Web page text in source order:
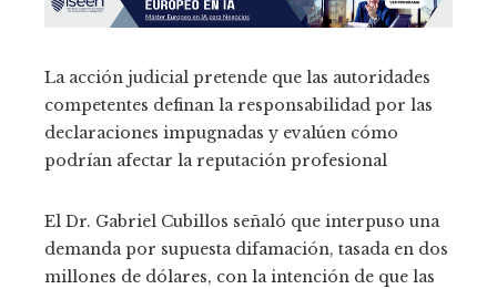
La acción judicial pretende que las autoridades
competentes definan la responsabilidad por las
declaraciones impugnadas y evalúen cómo
podrían afectar la reputación profesional
El Dr. Gabriel Cubillos señaló que interpuso una
demanda por supuesta difamación, tasada en dos
millones de dólares, con la intención de que las